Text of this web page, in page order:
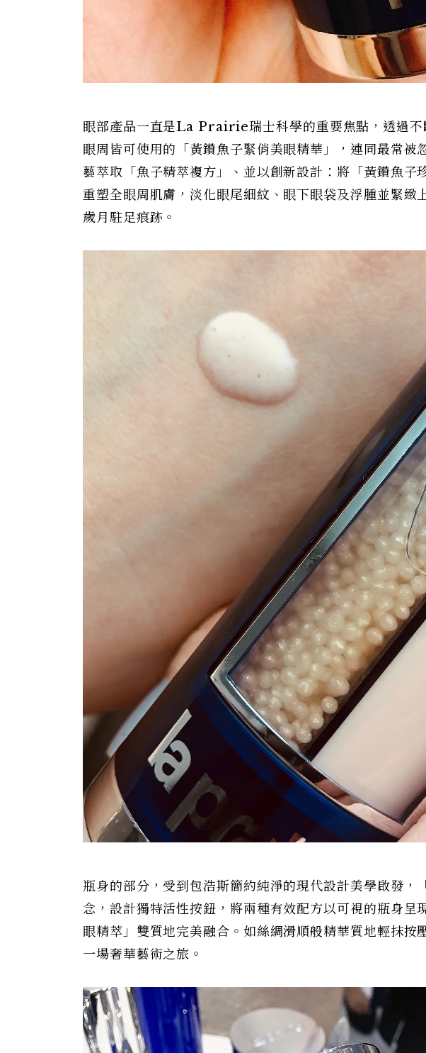
眼部產品一直是La Prairie瑞士科學的重要焦點，透過
眼周皆可使用的「黃鑽魚子緊俏美眼精華」，連同最常被
藝萃取「魚子精萃複方」、並以創新設計：將「黃鑽魚子
重塑全眼周肌膚，淡化眼尾細紋、眼下眼袋及浮腫並緊緻
歲月駐足痕跡。
瓶身的部分，受到包浩斯簡約純淨的現代設計美學啟發，
念，設計獨特活性按鈕，將兩種有效配方以可視的瓶身呈
眼精萃」雙質地完美融合。如絲綢滑順般精華質地輕抹
一場奢華藝術之旅。